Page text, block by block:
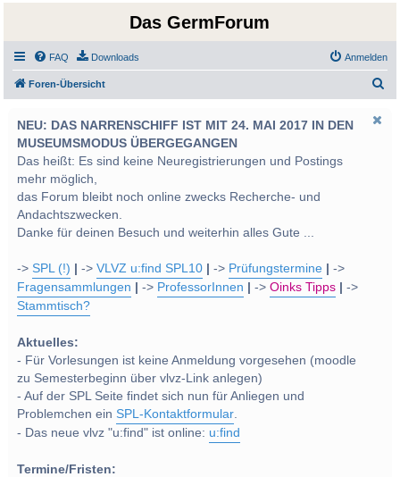
Das GermForum
FAQ Downloads Anmelden
Foren-Übersicht
NEU: DAS NARRENSCHIFF IST MIT 24. MAI 2017 IN DEN
MUSEUMSMODUS ÜBERGEGANGEN
Das heißt: Es sind keine Neuregistrierungen und Postings
mehr möglich,
das Forum bleibt noch online zwecks Recherche- und
Andachtszwecken.
Danke für deinen Besuch und weiterhin alles Gute ...
->SPL (!) ->VLVZ u:find SPL10 -> Prüfungstermine
->
Fragensammlungen
-> ProfessorInnen ->Oinks Tipps
->
Stammtisch?
Aktuelles:
- Für Vorlesungen ist keine Anmeldung vorgesehen (moodle
zu Semesterbeginn über vlvz-Link anlegen)
- Auf der SPL Seite findet sich nun für Anliegen und
Problemchen einSPL-Kontaktformular.
- Das neue vlvz "u:find" ist online: u:find
Termine/Fristen: